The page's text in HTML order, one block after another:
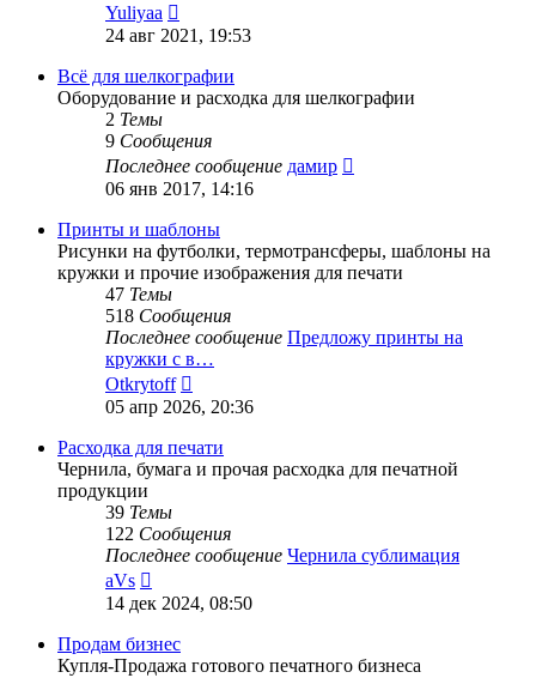
Yuliyaa
к
последнему
сообщению
24 авг 2021, 19:53
Всё для шелкографии
Оборудование и расходка для шелкографии
2 Темы
9 Сообщения
Последнее сообщение дамир
06 янв 2017, 14:16
Принты и шаблоны
Рисунки на футболки, термотрансферы, шаблоны на
кружки и прочие изображения для печати
47 Темы
518 Сообщения
Последнее сообщение Предложу принты на
кружки с в…
Otkrytoff
к
последнему
сообщению
05 апр 2026, 20:36
Расходка для печати
Чернила, бумага и прочая расходка для печатной
продукции
39 Темы
122 Сообщения
Последнее сообщение Чернила сублимация
aVs
к
последнему
сообщению
14 дек 2024, 08:50
Продам бизнес
Купля-Продажа готового печатного бизнеса